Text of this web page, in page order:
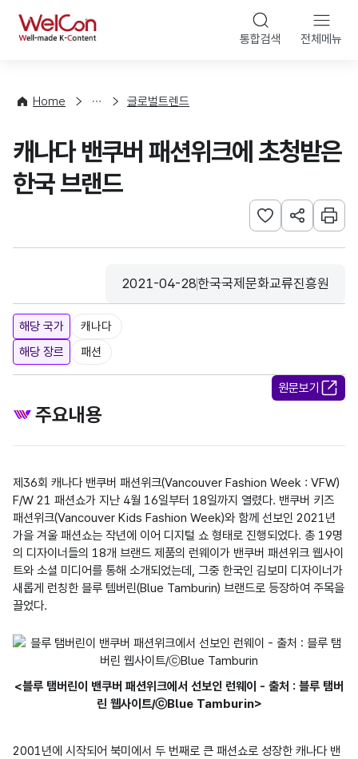
WelCon 통합검색 전체메뉴
Home
향
계
글로벌트렌드
캐나다 밴쿠버 패션위크에 초청받은
한국 브랜드
관심사 등록하기
URL 공유하
인쇄
등록일
2021-04-28
수집기관
한국국제문화교류진흥원
해당 국가
캐나다
해당 장르
패션
원문보기
주요내용
제36회 캐나다 밴쿠버 패션위크(Vancouver Fashion Week : VFW)
F/W 21 패션쇼가 지난 4월 16일부터 18일까지 열렸다. 밴쿠버 키즈
패션위크(Vancouver Kids Fashion Week)와 함께 선보인 2021년
가을 겨울 패션쇼는 작년에 이어 디지털 쇼 형태로 진행되었다. 총 19명
의 디자이너들의 18개 브랜드 제품의 런웨이가 밴쿠버 패션위크 웹사이
트와 소셜 미디어를 통해 소개되었는데, 그중 한국인 김보미 디자이너가
새롭게 런칭한 블루 템버린(Blue Tamburin) 브랜드로 등장하여 주목을
끌었다.
<블루 탬버린이 밴쿠버 패션위크에서 선보인 런웨이 - 출처 : 블루 탬버
린 웹사이트/ⓒBlue Tamburin>
2001년에 시작되어 북미에서 두 번째로 큰 패션쇼로 성장한 캐나다 밴